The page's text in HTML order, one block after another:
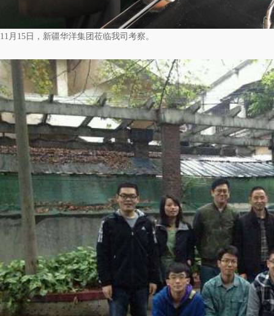
11月15日，新疆华洋集团莅临我司考察。